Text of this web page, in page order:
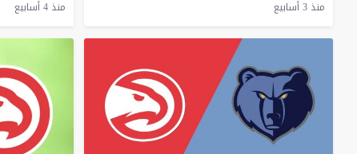
منذ 3 أسابيع
منذ 4 أسابيع